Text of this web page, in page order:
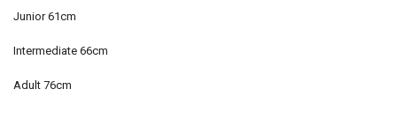
Junior 61cm
Intermediate 66cm
Adult 76cm